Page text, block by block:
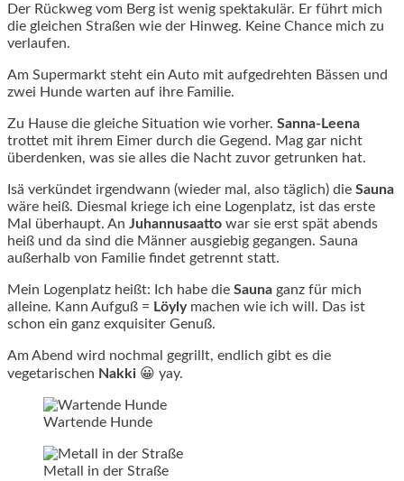
Der Rückweg vom Berg ist wenig spektakulär. Er führt mich
die gleichen Straßen wie der Hinweg. Keine Chance mich zu
verlaufen.
Am Supermarkt steht ein Auto mit aufgedrehten Bässen und
zwei Hunde warten auf ihre Familie.
Zu Hause die gleiche Situation wie vorher. Sanna-Leena
trottet mit ihrem Eimer durch die Gegend. Mag gar nicht
überdenken, was sie alles die Nacht zuvor getrunken hat.
Isä verkündet irgendwann (wieder mal, also täglich) die Sauna
wäre heiß. Diesmal kriege ich eine Logenplatz, ist das erste
Mal überhaupt. An Juhannusaatto war sie erst spät abends
heiß und da sind die Männer ausgiebig gegangen. Sauna
außerhalb von Familie findet getrennt statt.
Mein Logenplatz heißt: Ich habe die Sauna ganz für mich
alleine. Kann Aufguß = Löylymachen wie ich will. Das ist
schon ein ganz exquisiter Genuß.
Am Abend wird nochmal gegrillt, endlich gibt es die
vegetarischen Nakki 😀 yay.
Wartende Hunde
Metall in der Straße